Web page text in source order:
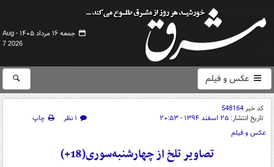
جمعه ۱۶ مرداد ۱۴۰۵ -
Aug
7 2026
عکس و فیلم
کد خبر548164
تاریخ انتشار: ۲۵ اسفند ۱۳۹۴ - ۲۰:۵۳ ۱ نظر
چاپ
عکس و فیلم
تصاویر تلخ از چهارشنبه‌سوری(18+)